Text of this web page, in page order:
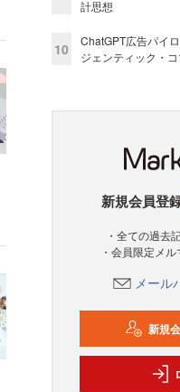
計思想
10
ChatGPT広告パイ
ジェンティック・
新規会員登
・全ての過去
・会員限定メ
メール
新規